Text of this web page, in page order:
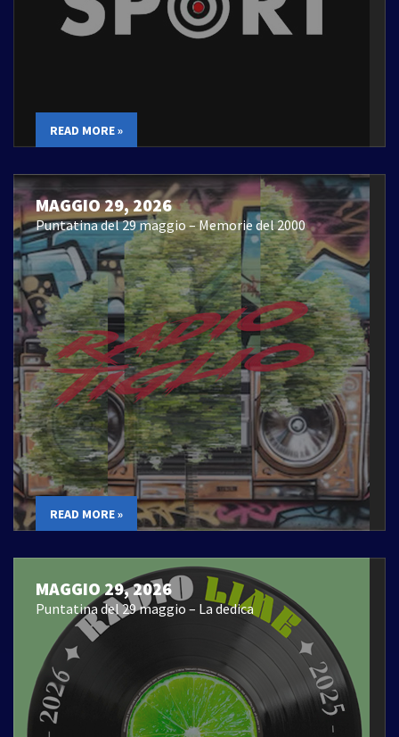
READ MORE »
MAGGIO 29, 2026
Puntatina del 29 maggio – Memorie del 2000
READ MORE »
MAGGIO 29, 2026
Puntatina del 29 maggio – La dedica